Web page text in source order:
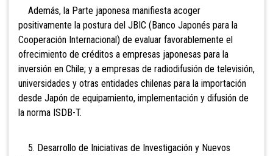
Además, la Parte japonesa manifiesta acoger
positivamente la postura del JBIC (Banco Japonés para la
Cooperación Internacional) de evaluar favorablemente el
ofrecimiento de créditos a empresas japonesas para la
inversión en Chile; y a empresas de radiodifusión de televisión,
universidades y otras entidades chilenas para la importación
desde Japón de equipamiento, implementación y difusión de
la norma ISDB-T.
5. Desarrollo de Iniciativas de Investigación y Nuevos